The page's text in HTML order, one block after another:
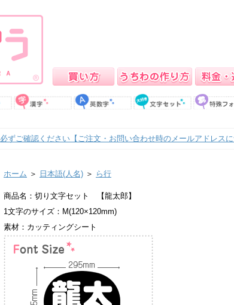
必ずご確認ください【ご注文・お問い合わせ時のメールアドレスに
ホーム ＞ 日本語(人名) ＞ ら行
商品名：切り文字セット 【龍太郎】
1文字のサイズ：M(120×120mm)
素材：カッティングシート